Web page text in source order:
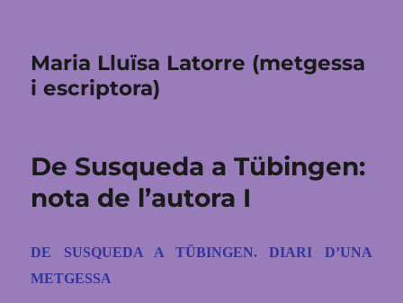
Maria Lluïsa Latorre (metgessa
i escriptora)
De Susqueda a Tübingen:
nota de l’autora I
DE SUSQUEDA A TÜBINGEN. DIARI D’UNA
METGESSA